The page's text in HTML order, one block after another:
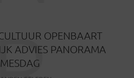
OPENBAART
ADVIES PANORAMA
MESDAG